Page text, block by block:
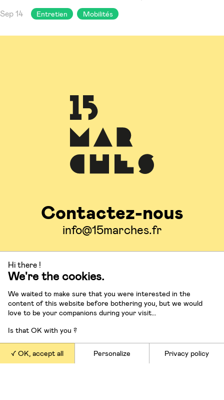
Sep 14 Entretien Mobilités
Contactez-nous
info@15marches.fr
Suivez-nous
Nos offres
Conférences et masterclasses
Hi there !
We're the cookies.
We waited to make sure that you were interested in the
content of this website before bothering you, but we would
love to be your companions during your visit...
Is that OK with you ?
OK, accept all Personalize Privacy policy